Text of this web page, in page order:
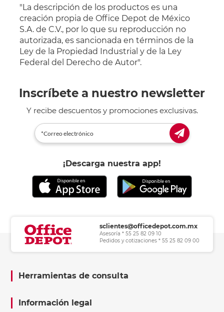
"La descripción de los productos es una
creación propia de Office Depot de México
S.A. de C.V., por lo que su reproducción no
autorizada, es sancionada en términos de la
Ley de la Propiedad Industrial y de la Ley
Federal del Derecho de Autor".
Inscríbete a nuestro newsletter
Y recibe descuentos y promociones exclusivas.
¡Descarga nuestra app!
sclientes@officedepot.com.mx
Asesoría * 55 25 82 09 10
Pedidos y cotizaciones * 55 25 82 09 00
Herramientas de consulta
Información legal